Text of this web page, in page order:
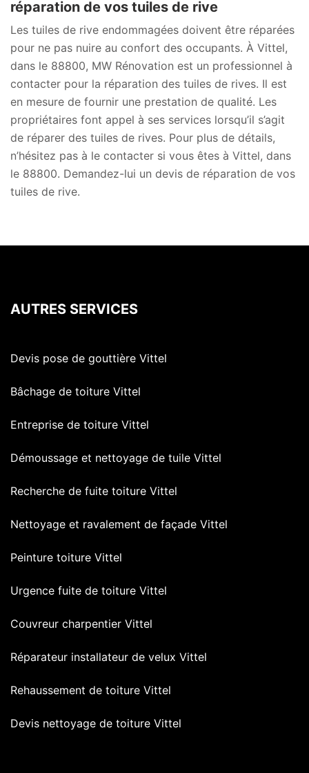
réparation de vos tuiles de rive
Les tuiles de rive endommagées doivent être réparées
pour ne pas nuire au confort des occupants. À Vittel,
dans le 88800, MW Rénovation est un professionnel à
contacter pour la réparation des tuiles de rives. Il est
en mesure de fournir une prestation de qualité. Les
propriétaires font appel à ses services lorsqu’il s’agit
de réparer des tuiles de rives. Pour plus de détails,
n’hésitez pas à le contacter si vous êtes à Vittel, dans
le 88800. Demandez-lui un devis de réparation de vos
tuiles de rive.
AUTRES SERVICES
Devis pose de gouttière Vittel
Bâchage de toiture Vittel
Entreprise de toiture Vittel
Démoussage et nettoyage de tuile Vittel
Recherche de fuite toiture Vittel
Nettoyage et ravalement de façade Vittel
Peinture toiture Vittel
Urgence fuite de toiture Vittel
Couvreur charpentier Vittel
Réparateur installateur de velux Vittel
Rehaussement de toiture Vittel
Devis nettoyage de toiture Vittel